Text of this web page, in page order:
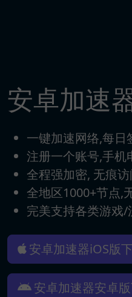
安卓加速
一键加速网络,每日
注册一个账号,手机
全程强加密, 无痕
全地区1000+节点,
完美支持各类游戏
安卓加速器iOS版
安卓加速器安卓